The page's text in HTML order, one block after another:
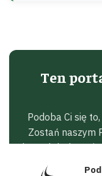
Ten
Podoba Ci się
Zostań naszym
kawę lub dorzuć